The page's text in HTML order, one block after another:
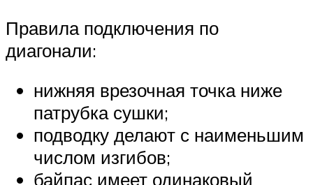
Правила подключения по
диагонали:
нижняя врезочная точка ниже
патрубка сушки;
подводку делают с наименьшим
числом изгибов;
байпас имеет одинаковый